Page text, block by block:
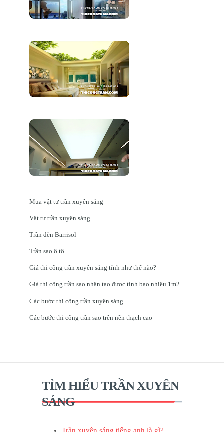
Mua vật tư trần xuyên sáng
Vật tư trần xuyên sáng
Trần đèn Barrisol
Trần sao ô tô
Giá thi công trần xuyên sáng tính như thế nào?
Giá thi công trần sao nhân tạo được tính bao nhiêu 1m2
Các bước thi công trần xuyên sáng
Các bước thi công trần sao trên nền thạch cao
TÌM HIỂU TRẦN XUYÊN
SÁNG